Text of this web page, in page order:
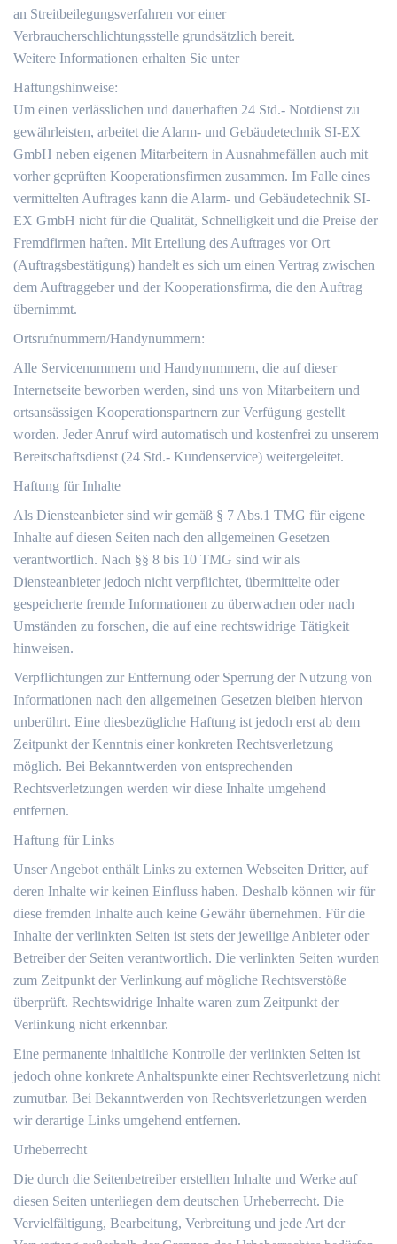
an Streitbeilegungsverfahren vor einer
Verbraucherschlichtungsstelle grundsätzlich bereit.
Weitere Informationen erhalten Sie unter
Haftungshinweise:
Um einen verlässlichen und dauerhaften 24 Std.- Notdienst zu
gewährleisten, arbeitet die Alarm- und Gebäudetechnik SI-EX
GmbH neben eigenen Mitarbeitern in Ausnahmefällen auch mit
vorher geprüften Kooperationsfirmen zusammen. Im Falle eines
vermittelten Auftrages kann die Alarm- und Gebäudetechnik SI-
EX GmbH nicht für die Qualität, Schnelligkeit und die Preise der
Fremdfirmen haften. Mit Erteilung des Auftrages vor Ort
(Auftragsbestätigung) handelt es sich um einen Vertrag zwischen
dem Auftraggeber und der Kooperationsfirma, die den Auftrag
übernimmt.
Ortsrufnummern/Handynummern:
Alle Servicenummern und Handynummern, die auf dieser
Internetseite beworben werden, sind uns von Mitarbeitern und
ortsansässigen Kooperationspartnern zur Verfügung gestellt
worden. Jeder Anruf wird automatisch und kostenfrei zu unserem
Bereitschaftsdienst (24 Std.- Kundenservice) weitergeleitet.
Haftung für Inhalte
Als Diensteanbieter sind wir gemäß § 7 Abs.1 TMG für eigene
Inhalte auf diesen Seiten nach den allgemeinen Gesetzen
verantwortlich. Nach §§ 8 bis 10 TMG sind wir als
Diensteanbieter jedoch nicht verpflichtet, übermittelte oder
gespeicherte fremde Informationen zu überwachen oder nach
Umständen zu forschen, die auf eine rechtswidrige Tätigkeit
hinweisen.
Verpflichtungen zur Entfernung oder Sperrung der Nutzung von
Informationen nach den allgemeinen Gesetzen bleiben hiervon
unberührt. Eine diesbezügliche Haftung ist jedoch erst ab dem
Zeitpunkt der Kenntnis einer konkreten Rechtsverletzung
möglich. Bei Bekanntwerden von entsprechenden
Rechtsverletzungen werden wir diese Inhalte umgehend
entfernen.
Haftung für Links
Unser Angebot enthält Links zu externen Webseiten Dritter, auf
deren Inhalte wir keinen Einfluss haben. Deshalb können wir für
diese fremden Inhalte auch keine Gewähr übernehmen. Für die
Inhalte der verlinkten Seiten ist stets der jeweilige Anbieter oder
Betreiber der Seiten verantwortlich. Die verlinkten Seiten wurden
zum Zeitpunkt der Verlinkung auf mögliche Rechtsverstöße
überprüft. Rechtswidrige Inhalte waren zum Zeitpunkt der
Verlinkung nicht erkennbar.
Eine permanente inhaltliche Kontrolle der verlinkten Seiten ist
jedoch ohne konkrete Anhaltspunkte einer Rechtsverletzung nicht
zumutbar. Bei Bekanntwerden von Rechtsverletzungen werden
wir derartige Links umgehend entfernen.
Urheberrecht
Die durch die Seitenbetreiber erstellten Inhalte und Werke auf
diesen Seiten unterliegen dem deutschen Urheberrecht. Die
Vervielfältigung, Bearbeitung, Verbreitung und jede Art der